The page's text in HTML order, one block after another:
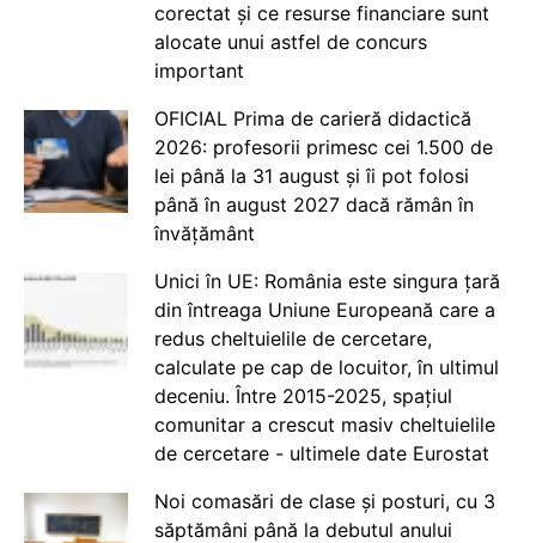
corectat și ce resurse financiare sunt
alocate unui astfel de concurs
important
OFICIAL Prima de carieră didactică
2026: profesorii primesc cei 1.500 de
lei până la 31 august și îi pot folosi
până în august 2027 dacă rămân în
învățământ
Unici în UE: România este singura țară
din întreaga Uniune Europeană care a
redus cheltuielile de cercetare,
calculate pe cap de locuitor, în ultimul
deceniu. Între 2015-2025, spațiul
comunitar a crescut masiv cheltuielile
de cercetare - ultimele date Eurostat
Noi comasări de clase și posturi, cu 3
săptămâni până la debutul anului